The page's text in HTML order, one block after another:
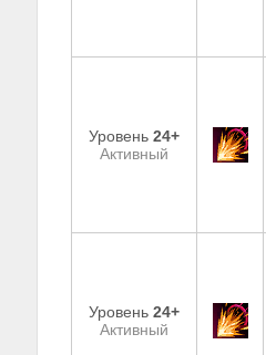
Уровень 24+
Активный
Уровень 24+
Активный